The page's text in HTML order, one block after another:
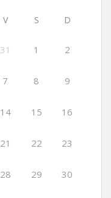
V S D
31 1 2
7 8 9
14 15 16
21 22 23
28 29 30